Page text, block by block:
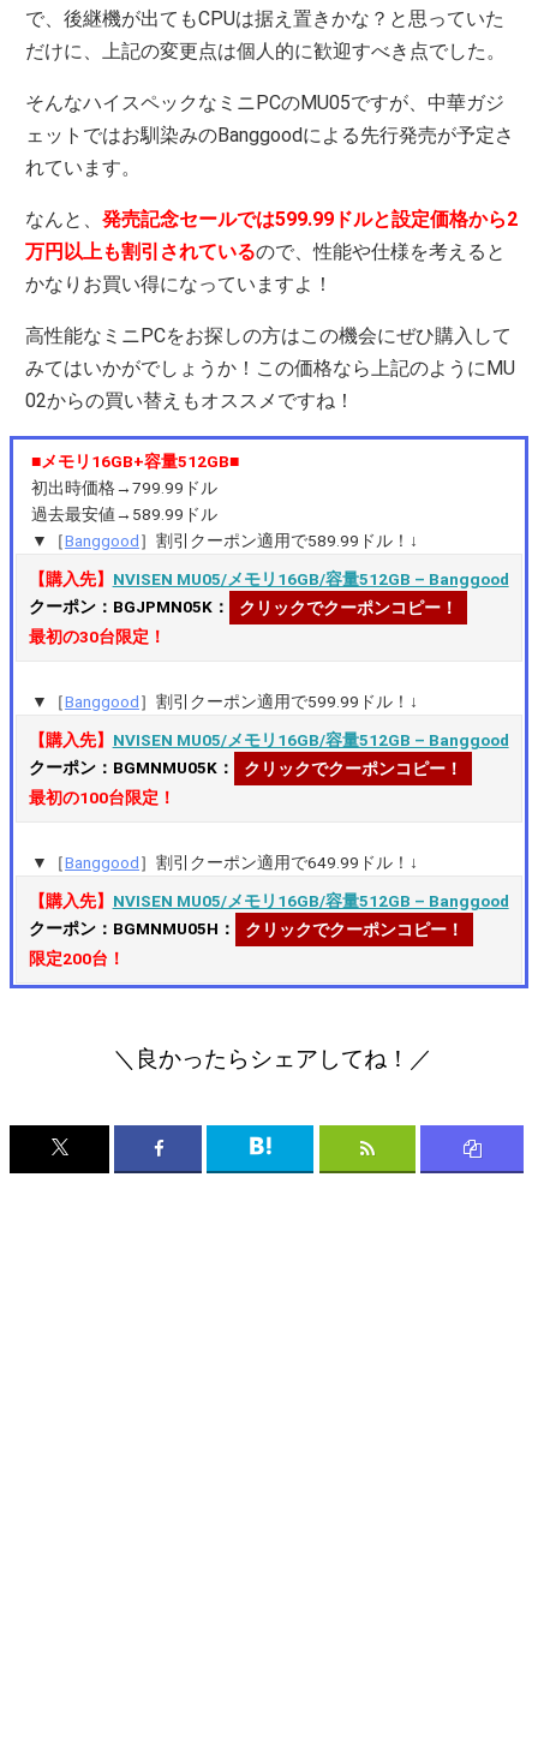
で、後継機が出てもCPUは据え置きかな？と思っていた
だけに、上記の変更点は個人的に歓迎すべき点でした。
そんなハイスペックなミニPCのMU05ですが、中華ガジ
ェットではお馴染みのBanggoodによる先行発売が予定さ
れています。
なんと、発売記念セールでは599.99ドルと設定価格から2
万円以上も割引されているので、性能や仕様を考えると
かなりお買い得になっていますよ！
高性能なミニPCをお探しの方はこの機会にぜひ購入して
みてはいかがでしょうか！この価格なら上記のようにMU
02からの買い替えもオススメですね！
■メモリ16GB+容量512GB■
初出時価格→799.99ドル
過去最安値→589.99ドル
▼［Banggood］割引クーポン適用で589.99ドル！↓
【購入先】 NVISEN MU05/メモリ16GB/容量512GB – Banggood
クーポン：BGJPMN05K：
クリックでクーポンコピー！
最初の30台限定！
▼［Banggood］割引クーポン適用で599.99ドル！↓
【購入先】 NVISEN MU05/メモリ16GB/容量512GB – Banggood
クーポン：BGMNMU05K：
クリックでクーポンコピー！
最初の100台限定！
▼［Banggood］割引クーポン適用で649.99ドル！↓
【購入先】 NVISEN MU05/メモリ16GB/容量512GB – Banggood
クーポン：BGMNMU05H：
クリックでクーポンコピー！
限定200台！
＼良かったらシェアしてね！／